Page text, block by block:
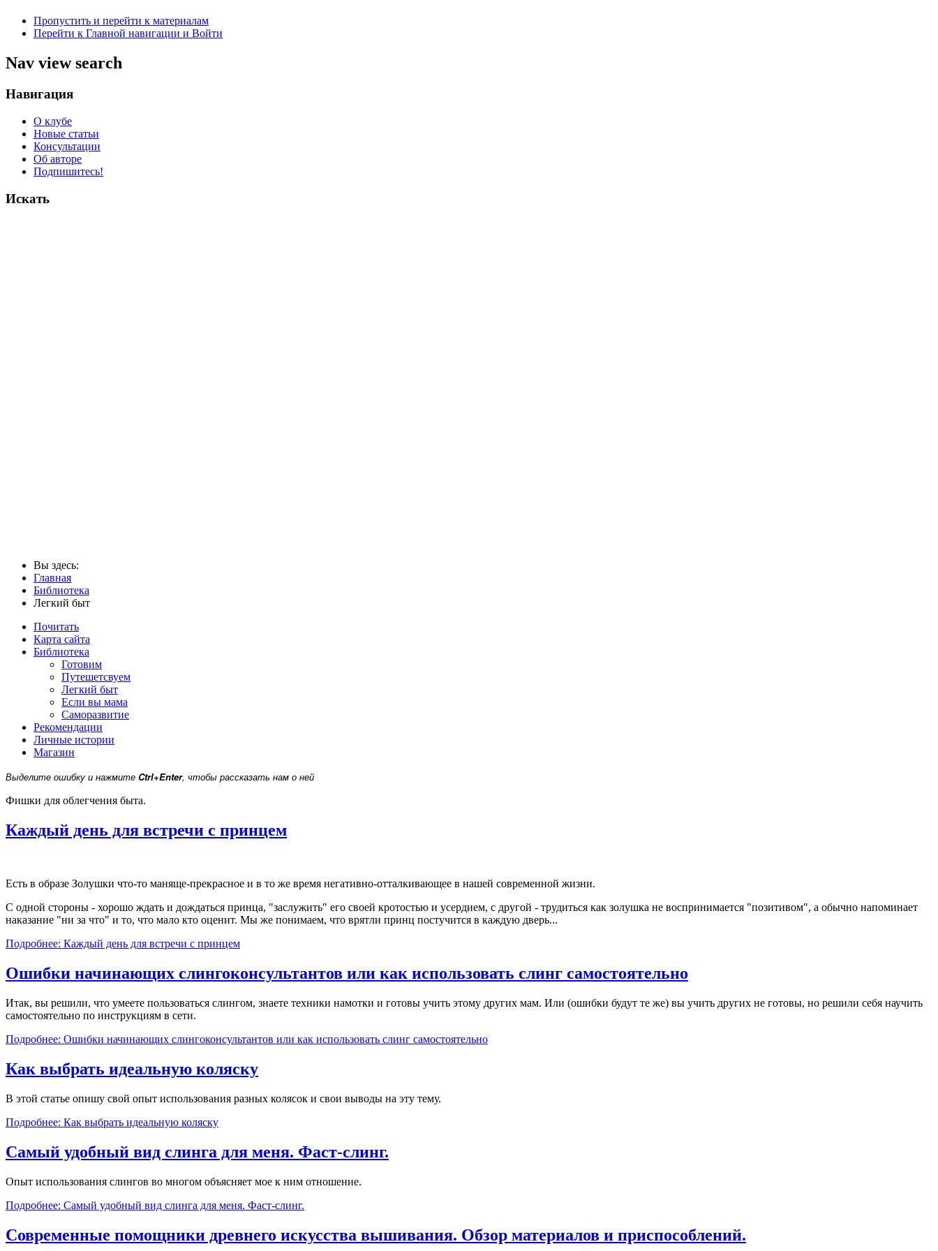
Пропустить и перейти к материалам
Перейти к Главной навигации и Войти
Nav view search
Навигация
О клубе
Новые статьи
Консультации
Об авторе
Подпишитесь!
Искать
Вы здесь:
Главная
Библиотека
Легкий быт
Почитать
Карта сайта
Библиотека
Готовим
Путешетсвуем
Легкий быт
Если вы мама
Саморазвитие
Рекомендации
Личные истории
Магазин
Выделите ошибку и нажмите Ctrl+Enter, чтобы рассказать нам о ней
Фишки для облегчения быта.
Каждый день для встречи с принцем
Есть в образе Золушки что-то маняще-прекрасное и в то же время негативно-отталкивающее в нашей современной жизни.
С одной стороны - хорошо ждать и дождаться принца, "заслужить" его своей кротостью и усердием, с другой - трудиться как золушка не воспринимается "позитивом", а обычно напоминает
наказание "ни за что" и то, что мало кто оценит. Мы же понимаем, что врятли принц постучится в каждую дверь...
Подробнее: Каждый день для встречи с принцем
Ошибки начинающих слингоконсультантов или как использовать слинг самостоятельно
Итак, вы решили, что умеете пользоваться слингом, знаете техники намотки и готовы учить этому других мам. Или (ошибки будут те же) вы учить других не готовы, но решили себя научить
самостоятельно по инструкциям в сети.
Подробнее: Ошибки начинающих слингоконсультантов или как использовать слинг самостоятельно
Как выбрать идеальную коляску
В этой статье опишу свой опыт использования разных колясок и свои выводы на эту тему.
Подробнее: Как выбрать идеальную коляску
Самый удобный вид слинга для меня. Фаст-слинг.
Опыт использования слингов во многом объясняет мое к ним отношение.
Подробнее: Самый удобный вид слинга для меня. Фаст-слинг.
Современные помощники древнего искусства вышивания. Обзор материалов и приспособлений.